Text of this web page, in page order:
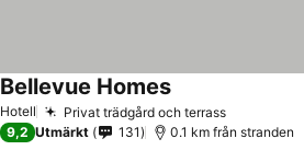
Hotell Privat trädgård och terrass
Bellevue Homes
9,2 Utmärkt 131 0.1 km från stranden